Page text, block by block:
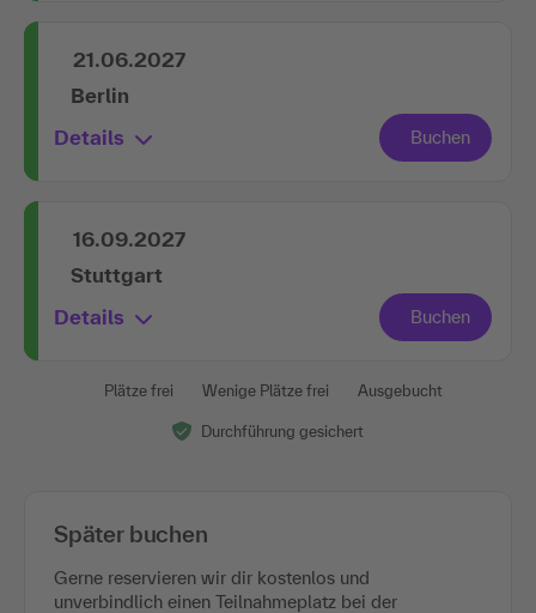
21.06.2027
Berlin
Details
16.09.2027
Stuttgart
Details
Plätze frei Wenige Plätze frei Ausgebucht
Durchführung gesichert
Später buchen
Gerne reservieren wir dir kostenlos und
unverbindlich einen Teilnahmeplatz bei der